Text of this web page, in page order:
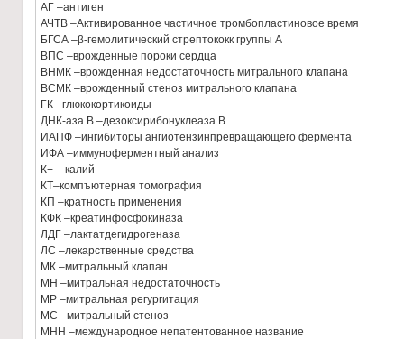
АГ –антиген
АЧТВ –Активированное частичное тромбопластиновое время
БГСА –β-гемолитический стрептококк группы А
ВПС –врожденные пороки сердца
ВНМК –врожденная недостаточность митрального клапана
ВСМК –врожденный стеноз митрального клапана
ГК –глюкокортикоиды
ДНК-аза В –дезоксирибонуклеаза В
ИАПФ –ингибиторы ангиотензинпревращающего фермента
ИФА –иммуноферментный анализ
К+ –калий
КТ–компъютерная томография
КП –кратность применения
КФК –креатинфосфокиназа
ЛДГ –лактатдегидрогеназа
ЛС –лекарственные средства
МК –митральный клапан
МН –митральная недостаточность
МР –митральная регургитация
МС –митральный стеноз
МНН –международное непатентованное название